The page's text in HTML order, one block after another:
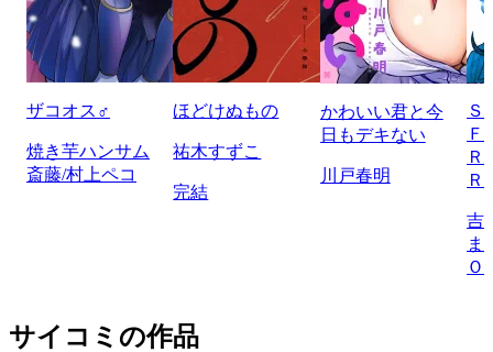
ザコオス♂
焼き芋ハンサム
斎藤/村上ペコ
ほどけぬもの
祐木すずこ
完結
かわいい君と今
日もデキない
川戸春明
Ｆ
Ｒ
吉
ま
Ｏ
サイコミの作品